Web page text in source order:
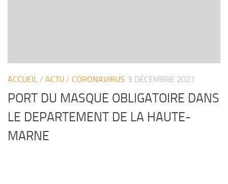
ACCUEIL / ACTU / CORONAVIRUS 3 DÉCEMBRE 2021
PORT DU MASQUE OBLIGATOIRE DANS
LE DEPARTEMENT DE LA HAUTE-
MARNE